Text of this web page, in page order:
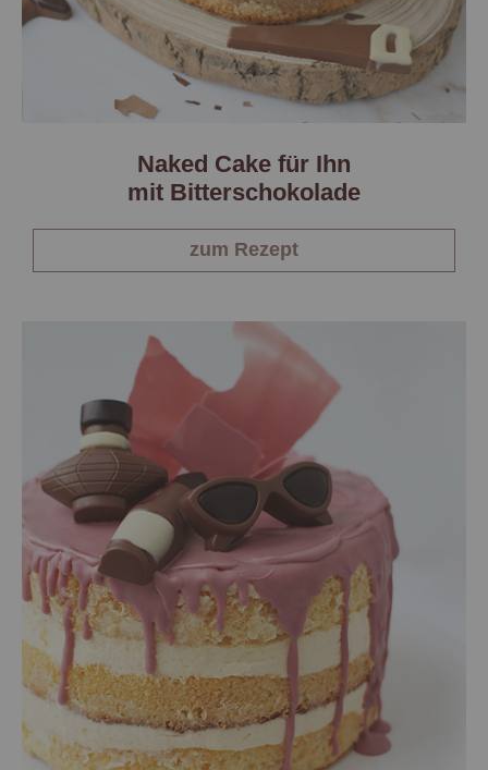
Naked Cake für Ihn
mit Bitterschokolade
zum Rezept